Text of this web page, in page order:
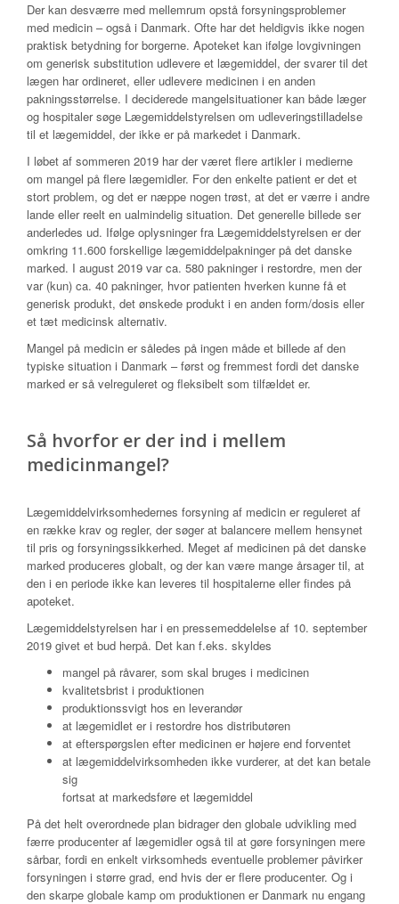
Der kan desværre med mellemrum opstå forsyningsproblemer
med medicin – også i Danmark. Ofte har det heldigvis ikke nogen
praktisk betydning for borgerne. Apoteket kan ifølge lovgivningen
om generisk substitution udlevere et lægemiddel, der svarer til det
lægen har ordineret, eller udlevere medicinen i en anden
pakningsstørrelse. I deciderede mangelsituationer kan både læger
og hospitaler søge Lægemiddelstyrelsen om udleveringstilladelse
til et lægemiddel, der ikke er på markedet i Danmark.
I løbet af sommeren 2019 har der været flere artikler i medierne
om mangel på flere lægemidler. For den enkelte patient er det et
stort problem, og det er næppe nogen trøst, at det er værre i andre
lande eller reelt en ualmindelig situation. Det generelle billede ser
anderledes ud. Ifølge oplysninger fra Lægemiddelstyrelsen er der
omkring 11.600 forskellige lægemiddelpakninger på det danske
marked. I august 2019 var ca. 580 pakninger i restordre, men der
var (kun) ca. 40 pakninger, hvor patienten hverken kunne få et
generisk produkt, det ønskede produkt i en anden form/dosis eller
et tæt medicinsk alternativ.
Mangel på medicin er således på ingen måde et billede af den
typiske situation i Danmark – først og fremmest fordi det danske
marked er så velreguleret og fleksibelt som tilfældet er.
Så hvorfor er der ind i mellem
medicinmangel?
Lægemiddelvirksomhedernes forsyning af medicin er reguleret af
en række krav og regler, der søger at balancere mellem hensynet
til pris og forsyningssikkerhed. Meget af medicinen på det danske
marked produceres globalt, og der kan være mange årsager til, at
den i en periode ikke kan leveres til hospitalerne eller findes på
apoteket.
Lægemiddelstyrelsen har i en pressemeddelelse af 10. september
2019 givet et bud herpå. Det kan f.eks. skyldes
mangel på råvarer, som skal bruges i medicinen
kvalitetsbrist i produktionen
produktionssvigt hos en leverandør
at lægemidlet er i restordre hos distributøren
at efterspørgslen efter medicinen er højere end forventet
at lægemiddelvirksomheden ikke vurderer, at det kan betale
sig
fortsat at markedsføre et lægemiddel
På det helt overordnede plan bidrager den globale udvikling med
færre producenter af lægemidler også til at gøre forsyningen mere
sårbar, fordi en enkelt virksomheds eventuelle problemer påvirker
forsyningen i større grad, end hvis der er flere producenter. Og i
den skarpe globale kamp om produktionen er Danmark nu engang